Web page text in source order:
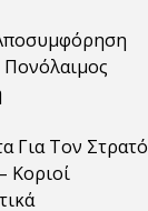
Για Τον Στρατό
Κοριοί